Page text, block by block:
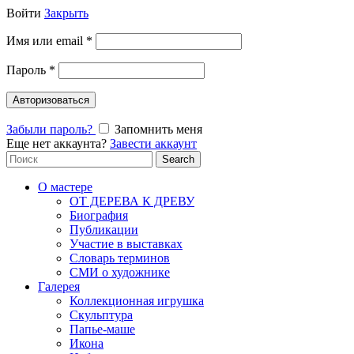
Войти Закрыть
Имя или email *
Пароль *
Авторизоваться
Забыли пароль?
Запомнить меня
Еще нет аккаунта? Завести аккаунт
Search
for:
Search
О мастере
ОТ ДЕРЕВА К ДРЕВУ
Биография
Публикации
Участие в выставках
Словарь терминов
СМИ о художнике
Галерея
Коллекционная игрушка
Скульптура
Папье-маше
Икона